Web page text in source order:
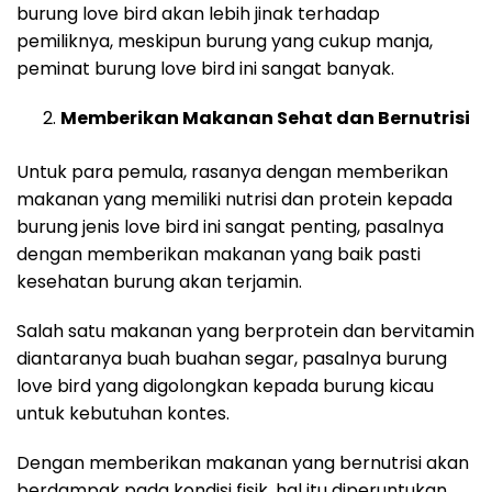
burung love bird akan lebih jinak terhadap
pemiliknya, meskipun burung yang cukup manja,
peminat burung love bird ini sangat banyak.
Memberikan Makanan Sehat dan Bernutrisi
Untuk para pemula, rasanya dengan memberikan
makanan yang memiliki nutrisi dan protein kepada
burung jenis love bird ini sangat penting, pasalnya
dengan memberikan makanan yang baik pasti
kesehatan burung akan terjamin.
Salah satu makanan yang berprotein dan bervitamin
diantaranya buah buahan segar, pasalnya burung
love bird yang digolongkan kepada burung kicau
untuk kebutuhan kontes.
Dengan memberikan makanan yang bernutrisi akan